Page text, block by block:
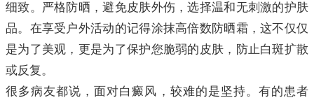
细致。严格防晒，避免皮肤外伤，选择温和无刺激的护肤
品。在享受户外活动的记得涂抹高倍数防晒霜，这不仅仅
是为了美观，更是为了保护您脆弱的皮肤，防止白斑扩散
或反复。
很多病友都说，面对白癜风，较难的是坚持。有的患者